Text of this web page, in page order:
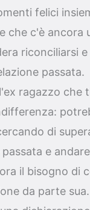
felici
che c'è ancora
riconciliarsi
passata.
ragazzo che
di
e
il bisogno di
da parte sua.